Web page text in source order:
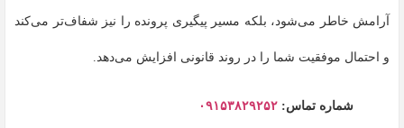
آرامش خاطر می‌شود، بلکه مسیر پیگیری پرونده را نیز شفاف‌تر می‌کند
و احتمال موفقیت شما را در روند قانونی افزایش می‌دهد.
شماره تماس: ۰۹۱۵۳۸۲۹۲۵۲